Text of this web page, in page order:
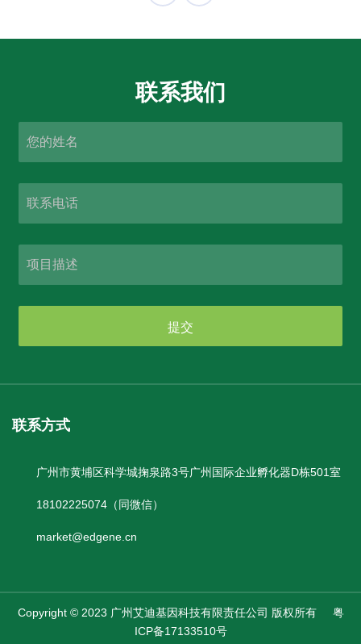
联系我们
提交
联系方式
广州市黄埔区科学城掬泉路3号广州国际企业孵化器D栋501室
18102225074（同微信）
market@edgene.cn
Copyright © 2023 广州艾迪基因科技有限责任公司 版权所有 粤
ICP备17133510号